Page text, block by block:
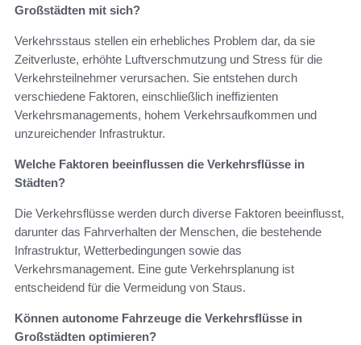
Großstädten mit sich?
Verkehrsstaus stellen ein erhebliches Problem dar, da sie
Zeitverluste, erhöhte Luftverschmutzung und Stress für die
Verkehrsteilnehmer verursachen. Sie entstehen durch
verschiedene Faktoren, einschließlich ineffizienten
Verkehrsmanagements, hohem Verkehrsaufkommen und
unzureichender Infrastruktur.
Welche Faktoren beeinflussen die Verkehrsflüsse in
Städten?
Die Verkehrsflüsse werden durch diverse Faktoren beeinflusst,
darunter das Fahrverhalten der Menschen, die bestehende
Infrastruktur, Wetterbedingungen sowie das
Verkehrsmanagement. Eine gute Verkehrsplanung ist
entscheidend für die Vermeidung von Staus.
Können autonome Fahrzeuge die Verkehrsflüsse in
Großstädten optimieren?